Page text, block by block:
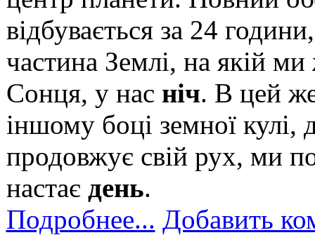
відбувається за 24
частина Землі, на якій
Сонця, у нас ніч. В цей
іншому боці земної кулі,
продовжує свій рух, ми
настає день.
Подробнее... Добавить